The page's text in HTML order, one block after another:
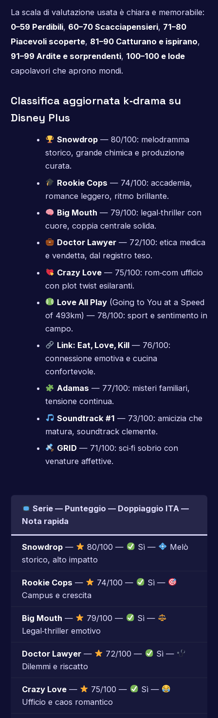
La scala di valutazione usata è chiara e memorabile:
0–59 Perdibili, 60–70 Scacciapensieri, 71–80
Piacevoli scoperte, 81–90 Catturano e ispirano,
91–99 Ardite e sorprendenti, 100–100 e lode
capolavori che aprono mondi.
Classifica aggiornata k‑drama su
Disney Plus
Snowdrop— 80/100: melodramma
storico, grande chimica e produzione
curata.
Rookie Cops — 74/100: accademia,
romance leggero, ritmo brillante.
Big Mouth — 79/100: legal‑thriller con
cuore, coppia centrale solida.
Doctor Lawyer— 72/100: etica medica
e vendetta, dal registro teso.
Crazy Love— 75/100: rom‑com ufficio
con plot twist esilaranti.
Love All Play(Going to You at a Speed
of 493km) — 78/100: sport e sentimento in
campo.
Link: Eat, Love, Kill— 76/100:
connessione emotiva e cucina
confortevole.
Adamas — 77/100: misteri familiari,
tensione continua.
Soundtrack #1 — 73/100: amicizia che
matura, soundtrack clemente.
GRID — 71/100: sci‑fi sobrio con
venature affettive.
Serie — Punteggio — Doppiaggio ITA —
Nota rapida
Snowdrop— 80/100 — Sì —
Melò
storico, alto impatto
Rookie Cops — 74/100 —
Sì —
Campus e crescita
Big Mouth — 79/100 —
Sì —
Legal‑thriller emotivo
Doctor Lawyer— 72/100 —
Sì —
Dilemmi e riscatto
Crazy Love— 75/100 —
Sì —
Ufficio e caos romantico